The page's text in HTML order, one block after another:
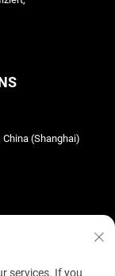
China (Shanghai)
services. If you